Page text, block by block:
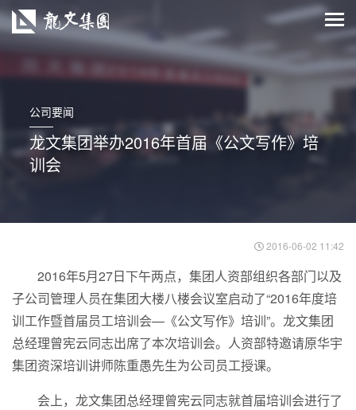
公司要闻
龙文集团举办2016年首届《公文写作》培
训会
2016-06-02 11:42
2016年5月27日下午两点，集团人资部组织各部门以及
子公司管理人员在集团大楼八楼会议室启动了“2016年度培
训工作暨首届员工培训会—《公文写作》培训”。龙文集团
总经理曾宪云同志出席了本次培训会。人资部特邀请原华宇
集团资深培训讲师陈重愚先生为公司员工授课。
会上，龙文集团总经理曾宪云同志就首届培训会进行了